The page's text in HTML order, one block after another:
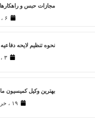
مجازات حبس و
۶ ، تیر ، ۱۴۰۵
نحوه تنظیم لایحه
۳ ، تیر ، ۱۴۰۵
بهترین وکیل کمیسیون ماده ۱۰۰
۱۹ ، خرداد ، ۱۴۰۵